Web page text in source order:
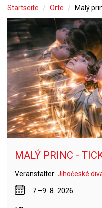
Startseite Orte Malý
MALÝ PRINC -
Veranstalter: Jihočeské
7.–9. 8. 2026